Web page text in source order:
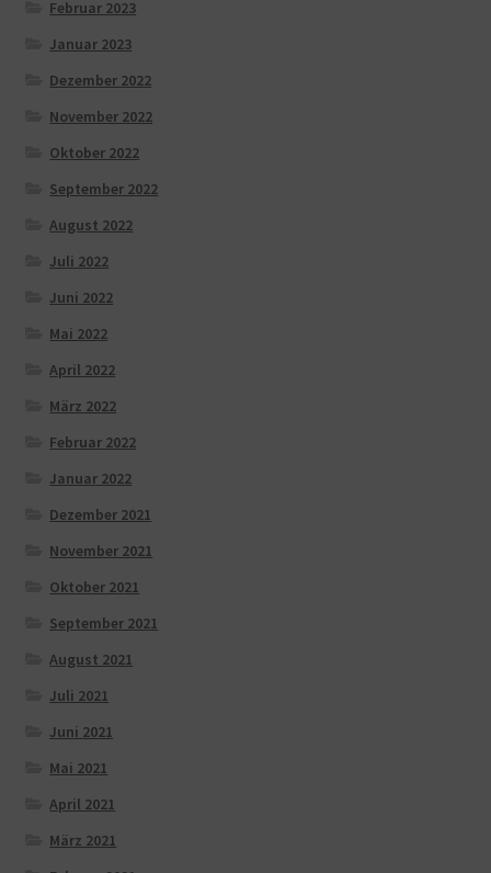
Februar 2023
Januar 2023
Dezember 2022
November 2022
Oktober 2022
September 2022
August 2022
Juli 2022
Juni 2022
Mai 2022
April 2022
März 2022
Februar 2022
Januar 2022
Dezember 2021
November 2021
Oktober 2021
September 2021
August 2021
Juli 2021
Juni 2021
Mai 2021
April 2021
März 2021